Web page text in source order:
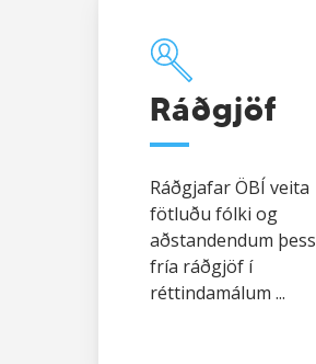
Ráðgjöf
Ráðgjafar ÖBÍ veita
fötluðu fólki og
aðstandendum þess
fría ráðgjöf í
réttindamálum ...